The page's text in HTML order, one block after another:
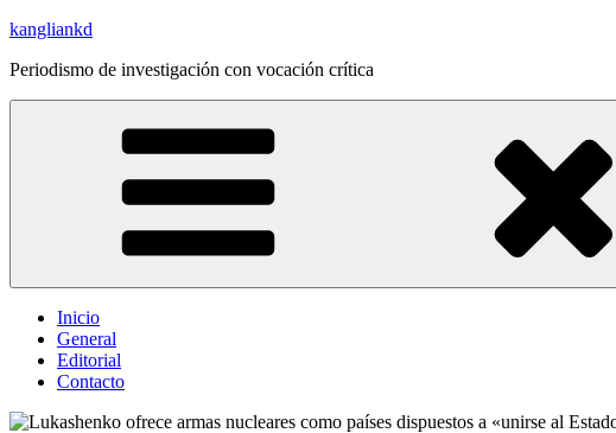
Saltar
contenido
kangliankd
Periodismo de investigación con vocación crítica
Inicio
General
Editorial
Contacto